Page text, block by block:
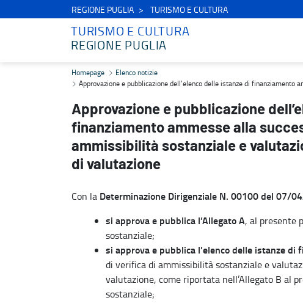
REGIONE PUGLIA TURISMO E CULTURA
TURISMO E CULTURA
REGIONE PUGLIA
Approvazione e pubblicazione dell’elenco delle istanze di
Homepage
Elenco notizie
Approvazione e pubblicazione dell’elenco delle istanze di
Approvazione e pubblicazione
finanziamento ammesse alla
ammissibilità sostanziale e
di valutazione
Con la Determinazione Dirigenziale N. 00100 del 07/
si approva e pubblica l’Allegato A, al presente
sostanziale;
si approva e pubblica l’elenco delle istanze
di verifica di ammissibilità sostanziale e
valutazione, come riportata nell’Allegato B al
sostanziale;